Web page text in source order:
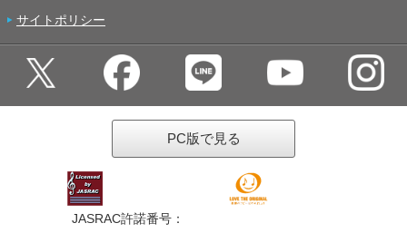
サイトポリシー
PC版で見る
JASRAC許諾番号：